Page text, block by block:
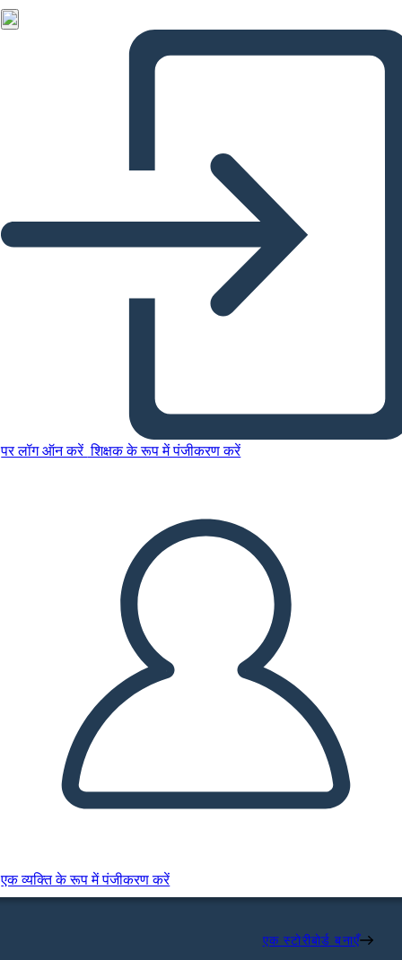
पर लॉग ऑन करें शिक्षक के रूप में पंजीकरण करें
एक व्यक्ति के रूप में पंजीकरण करें
एक स्टोरीबोर्ड बनाएँ